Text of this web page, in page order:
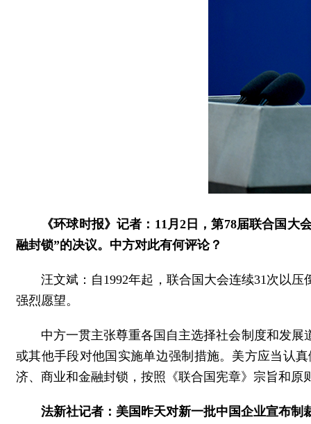
《环球时报》记者：11月2日，第78届联合国
融封锁”的决议。中方对此有何评论？
汪文斌：自1992年起，联合国大会连续31次以
强烈愿望。
中方一贯主张尊重各国自主选择社会制度和发
或其他手段对他国实施单边强制措施。美方应当认
济、商业和金融封锁，按照《联合国宪章》宗旨和
法新社记者：美国昨天对新一批中国企业宣布